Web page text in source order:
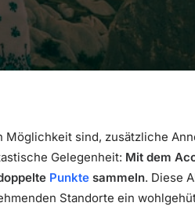
sind, zusätzliche
Gelegenheit: Mit dem
Punkte sammeln. Diese
Standorte ein